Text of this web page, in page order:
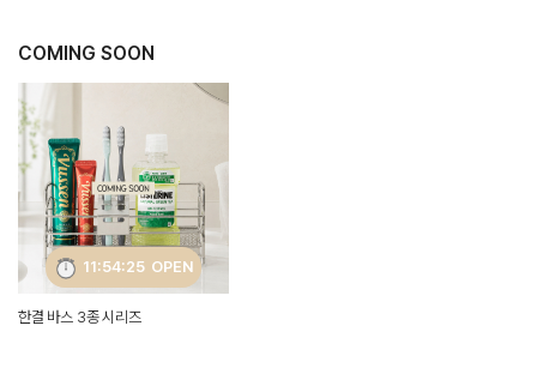
COMING SOON
11:54:23 OPEN
한결 바스 3종 시리즈